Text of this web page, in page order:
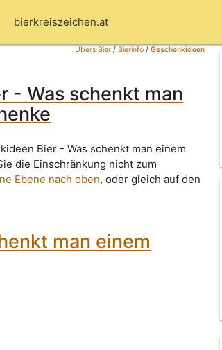
bierkreiszeichen.at
Übers Bier/Bierinfo/Geschenkideen
- Was schenkt man
Bier - Was schenkt man einem
die Einschränkung nicht zum
Ebene nach oben, oder gleich auf den
man einem